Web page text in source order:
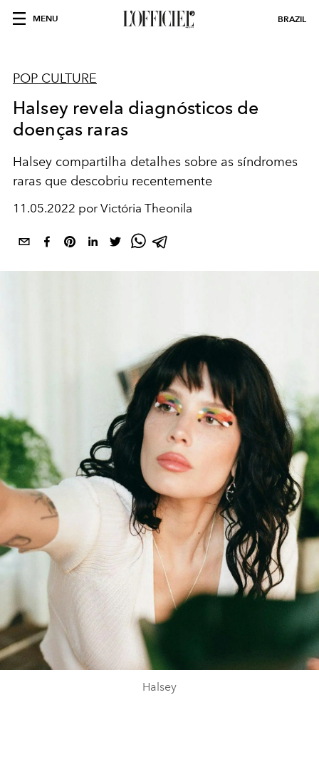
MENU BRAZIL
POP CULTURE
Halsey revela diagnósticos de
doenças raras
Halsey compartilha detalhes sobre as síndromes
raras que descobriu recentemente
11.05.2022 por Victória Theonila
Halsey